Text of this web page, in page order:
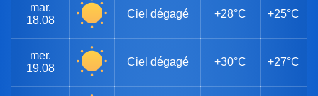
mar.
18.08
Ciel dégagé +28°C +25°C
mer.
19.08
Ciel dégagé +30°C +27°C